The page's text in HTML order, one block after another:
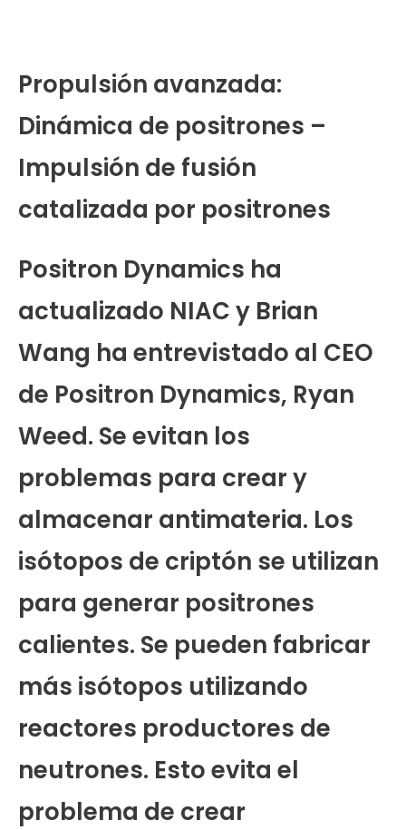
Propulsión avanzada:
Dinámica de positrones –
Impulsión de fusión
catalizada por positrones
Positron Dynamics ha
actualizado NIAC y Brian
Wang ha entrevistado al CEO
de Positron Dynamics, Ryan
Weed. Se evitan los
problemas para crear y
almacenar antimateria. Los
isótopos de criptón se utilizan
para generar positrones
calientes. Se pueden fabricar
más isótopos utilizando
reactores productores de
neutrones. Esto evita el
problema de crear